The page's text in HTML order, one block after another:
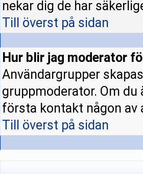
nekar dig de har
Till överst på sidan
Hur blir jag moderator
Användargrupper
gruppmoderator. Om du
första kontakt någon av
Till överst på sidan